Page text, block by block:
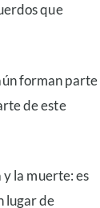
que
forman parte
de este
la muerte: es
lugar de